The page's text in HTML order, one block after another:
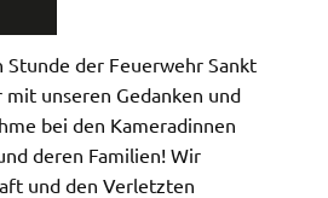
Stunde der Feuerwehr Sankt
unseren Gedanken und
bei den Kameradinnen
deren Familien! Wir
und den Verletzten